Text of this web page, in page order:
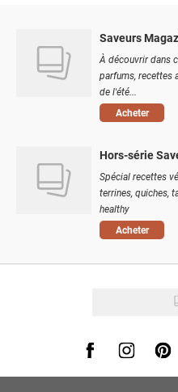
Saveurs
À découvrir dans
parfums, recettes
de l'été...
Acheter
Hors-série
Spécial recettes
terrines, quiches,
healthy
Acheter
Visit us on Facebook
Visit us onVisit